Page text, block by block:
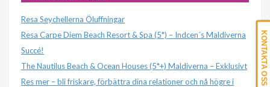
Resa Seychellerna Öluffningar
Resa Carpe Diem Beach Resort & Spa (5*) – Indcen´s Maldiverna
Succé!
The Nautilus Beach & Ocean Houses (5*+) Maldiverna – Exklusivt
Res mer – bli friskare, förbättra dina relationer och nå högre i
KONTAKTA OSS